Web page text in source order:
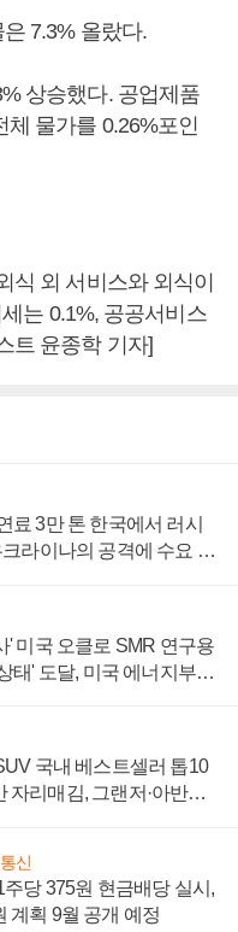
7.3% 올랐다.
상승했다. 공업제품
체 물가를 0.26%포인
식 외 서비스와 외식이
는 0.1%, 공공서비스
트 윤종학 기자]
료 3만 톤 한국에서 러시
라이나의 공격에 수요 늘
' 미국 오클로 SMR 연구용
태' 도달, 미국 에너지부
국내 베스트셀러 톱10
자리매김, 그랜저·아반떼
신
당 375원 현금배당 실시,
계획 9월 공개 예정